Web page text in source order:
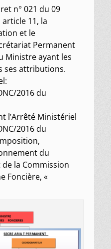
n° 021 du 09
11, la
et le
Permanent
Ministre ayant les
ses attributions.
2016 du
l’Arrêté Ministériel
2016 du
du
la Commission
Foncière, «